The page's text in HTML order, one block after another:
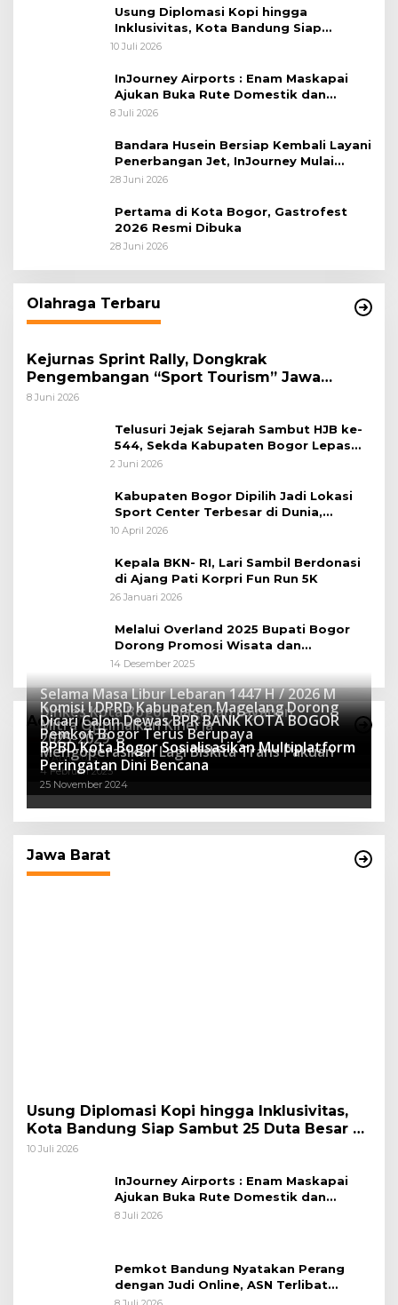
Usung Diplomasi Kopi hingga
Inklusivitas, Kota Bandung Siap
Sambut 25 Duta Besar di Festival Asia
10 Juli 2026
InJourney Airports : Enam Maskapai
Ajukan Buka Rute Domestik dan
Internasional dari Bandara Husein
8 Juli 2026
Bandara Husein Bersiap Kembali Layani
Penerbangan Jet, InJourney Mulai
Tahap Optimalisasi
28 Juni 2026
Pertama di Kota Bogor, Gastrofest
2026 Resmi Dibuka
28 Juni 2026
Olahraga Terbaru
Kejurnas Sprint Rally, Dongkrak
Pengembangan “Sport Tourism” Jawa
Tengah
8 Juni 2026
Telusuri Jejak Sejarah Sambut HJB ke-
544, Sekda Kabupaten Bogor Lepas
Gowes Napak Tilas Bogor
2 Juni 2026
Kabupaten Bogor Dipilih Jadi Lokasi
Sport Center Terbesar di Dunia,
Peluang Tingkatkan Pertumbuhan
10 April 2026
Kepala BKN- RI, Lari Sambil Berdonasi
di Ajang Pati Korpri Fun Run 5K
26 Januari 2026
Melalui Overland 2025 Bupati Bogor
Dorong Promosi Wisata dan
Pelestarian Alam
14 Desember 2025
Advertorial
Selama Masa Libur Lebaran 1447 H / 2026 M
Dinkes Kota Bogor Siagakan Layanan
Kesehatan
16 Maret 2026
Komisi I DPRD Kabupaten Magelang Dorong
Mitra Optimalkan Kinerja
27 Mei 2025
Dicari Calon Dewas BPR BANK KOTA BOGOR
2025-2029
15 April 2025
Pemkot Bogor Terus Berupaya
Mengoperasikan Lagi Biskita Trans Pakuan
4 Februari 2025
BPBD Kota Bogor Sosialisasikan Multiplatform
Peringatan Dini Bencana
25 November 2024
Jawa Barat
Muhammad Farhan Sebut Faskes
Wajib Utamakan Layani Pasien,
Bandara Husein Bersiap Kembali Layani
Penerbangan Jet, InJourney Mulai
Tahap Optimalisasi
28 Juni 2026
Ramah Muslim Berstandar
Internasional
24 Juni 2026